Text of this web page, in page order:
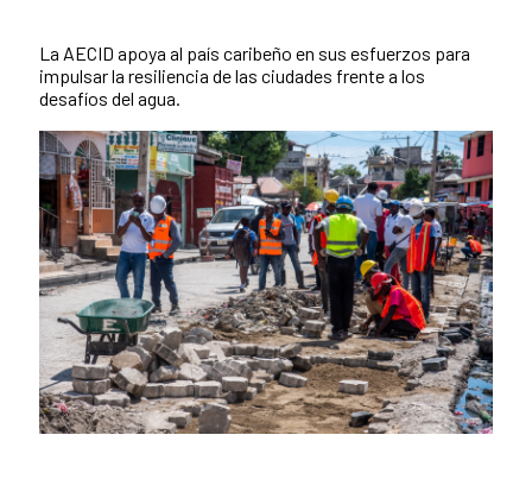
La AECID apoya al país caribeño en sus esfuerzos para
impulsar la resiliencia de las ciudades frente a los
desafíos del agua.